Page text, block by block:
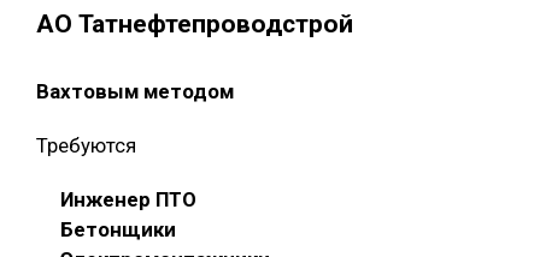
АО Татнефтепроводстрой
Вахтовым методом
Требуются
Инженер ПТО
Бетонщики